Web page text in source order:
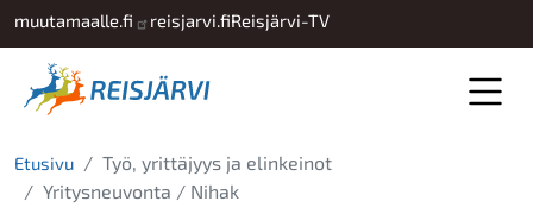
Hyppää pääsisältöön
muutamaalle.fi reisjarvi.fiReisjärvi-TV
Etusivu
Työ, yrittäjyys ja elinkeinot
Yritysneuvonta / Nihak